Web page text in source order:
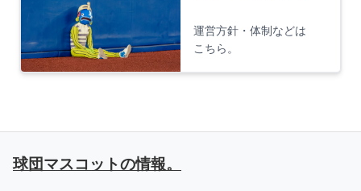
運営方針・体制などは
こちら。
球団マスコットの情報。